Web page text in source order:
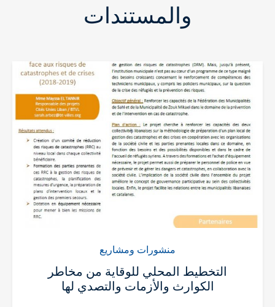
والمستندات
منشورات ومشاريع
التخطيط المحلي للوقاية من مخاطر
الكوارث والأزمات والتصدي لها